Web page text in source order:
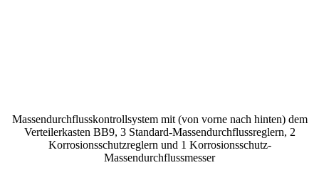
Massendurchflusskontrollsystem mit (von vorne nach hinten) dem
Verteilerkasten BB9, 3 Standard-Massendurchflussreglern, 2
Korrosionsschutzreglern und 1 Korrosionsschutz-
Massendurchflussmesser